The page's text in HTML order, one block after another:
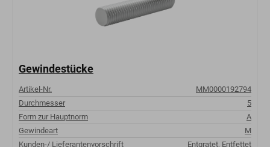
Gewindestücke
Artikel-Nr.
MM0000192794
Durchmesser
5
Form zur Hauptnorm
A
Gewindeart
M
Kunden-/ Lieferantenvorschrift
Entgratet, Entfettet